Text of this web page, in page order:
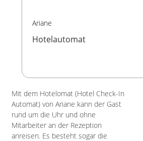
Ariane
Hotelautomat
Mit dem Hotelomat (Hotel Check-In
Automat) von Ariane kann der Gast
rund um die Uhr und ohne
Mitarbeiter an der Rezeption
anreisen. Es besteht sogar die